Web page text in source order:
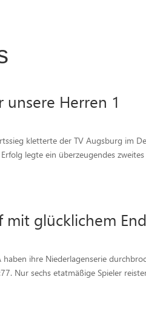
unsere Herren 1
kletterte der TV Augsburg im
legte ein überzeugendes
mit glücklichem
haben ihre Niederlagenserie
Nur sechs etatmäßige Spieler